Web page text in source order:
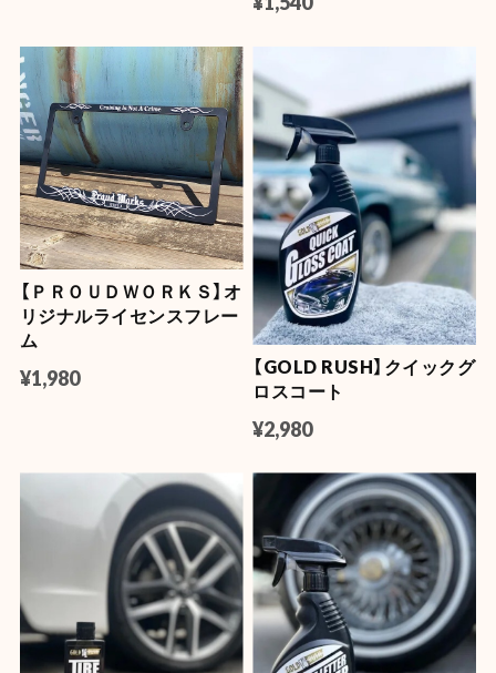
【ＰＲＯＵＤＷＯＲＫＳ】オ
リジナルライセンスフレー
ム
¥1,980
【GOLD RUSH】クイックグ
ロスコート
¥2,980